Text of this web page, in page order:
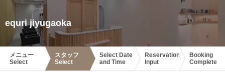
equri jiyugaoka
メニュー
Select
スタッフ
Select
Select Date
and Time
Reservation
Input
Booking
Complete